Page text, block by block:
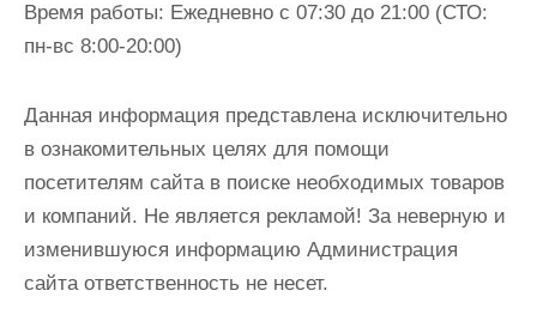
Время работы: Ежедневно с 07:30 до 21:00 (СТО:
пн-вс 8:00-20:00)
Данная информация представлена исключительно
в ознакомительных целях для помощи
посетителям сайта в поиске необходимых товаров
и компаний. Не является рекламой! За неверную и
изменившуюся информацию Администрация
сайта ответственность не несет.